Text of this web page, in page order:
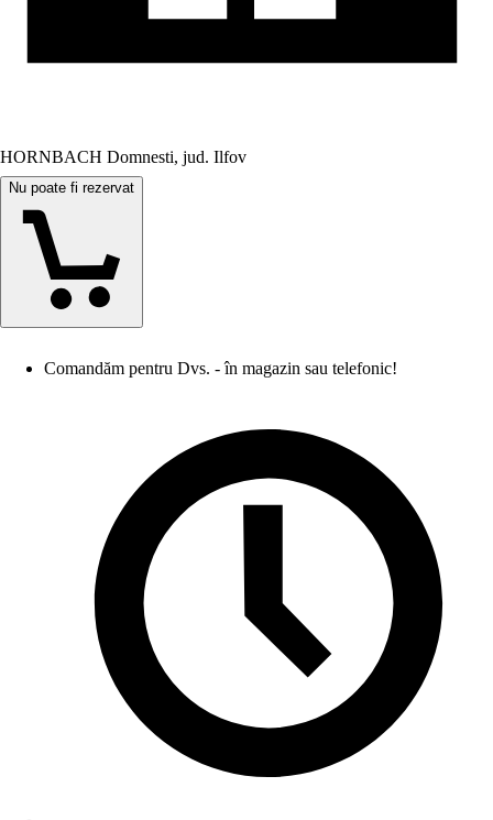
HORNBACH Domnesti, jud. Ilfov
Nu poate fi rezervat
Comandăm pentru Dvs. - în magazin sau telefonic!